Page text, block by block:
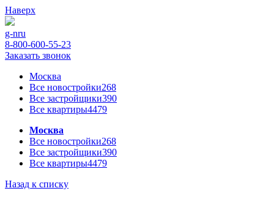
Наверх
g-nru
8-800-600-55-23
Заказать звонок
Москва
Все новостройки268
Все застройщики390
Все квартиры4479
Москва
Все новостройки268
Все застройщики390
Все квартиры4479
Назад к списку